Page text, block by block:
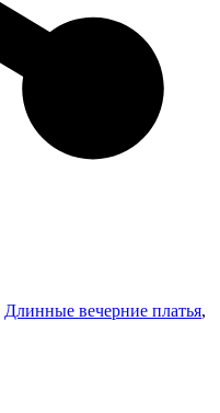
Длинные вечерние платья,